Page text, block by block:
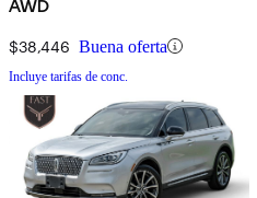
AWD
$38,446 Buena oferta
Incluye tarifas de conc.